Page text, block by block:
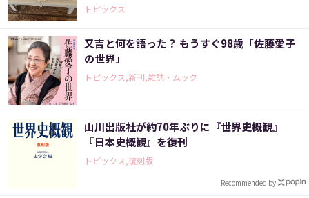
トピックス
又吉と何を語った？ もうすぐ98歳「佐藤愛子
の世界」
トピックス,新刊,雑誌・ムック
山川出版社が約70年ぶりに『世界史概観』
『日本史概観』を復刊
トピックス,復刻版
Recommended by